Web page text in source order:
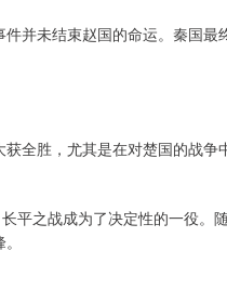
并未结束赵国的命运。秦国
全胜，尤其是在对楚国的战
平之战成为了决定性的一役。